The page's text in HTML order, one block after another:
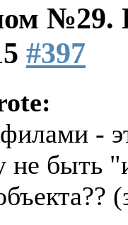
№29.
#397
-
не быть